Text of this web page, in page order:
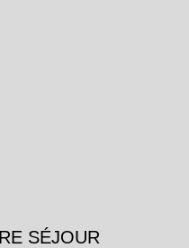
SÉJOUR